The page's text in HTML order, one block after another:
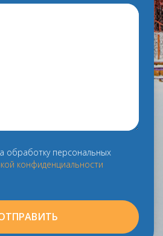
обработку персональных
конфиденциальности